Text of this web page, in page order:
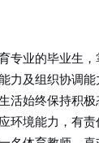
专业的毕业生
力及组织协调能
活始终保持积
环境能力，有